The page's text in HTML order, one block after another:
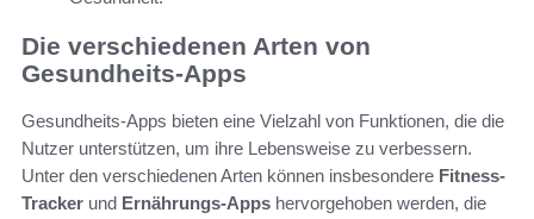
Die verschiedenen Arten von
Gesundheits-Apps
Gesundheits-Apps bieten eine Vielzahl von Funktionen, die die
Nutzer unterstützen, um ihre Lebensweise zu verbessern.
Unter den verschiedenen Arten können insbesondere Fitness-
Tracker und Ernährungs-Apps hervorgehoben werden, die